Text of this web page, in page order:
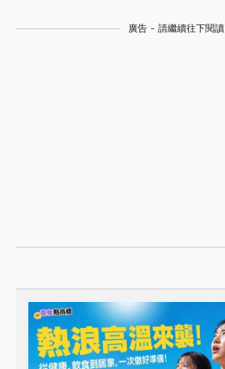
廣告 - 請繼續往下閱讀